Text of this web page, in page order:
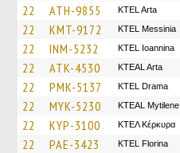
22 ATH-9855 KTEL Arta
22 KMT-9172 KTEL Messinia
22 INM-5232 KTEL Ioannina
22 ATK-4530 KTEAL Arta
22 PMK-5137 KTEL Drama
22 MYK-5230 KTEAL Mytilene
22 KYP-3100 ΚΤΕΛ Κέρκυρα
22 PAE-3423 KTEL Florina